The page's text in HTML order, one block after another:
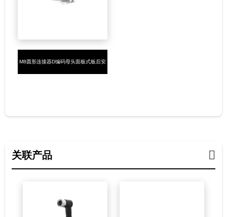
M8圆形连接器D编码母头面板式板后安
关联产品